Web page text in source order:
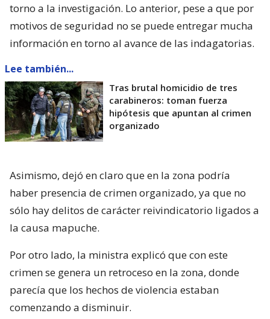
torno a la investigación. Lo anterior, pese a que por
motivos de seguridad no se puede entregar mucha
información en torno al avance de las indagatorias.
Lee también...
Tras brutal homicidio de tres
carabineros: toman fuerza
hipótesis que apuntan al crimen
organizado
Asimismo, dejó en claro que en la zona podría
haber presencia de crimen organizado, ya que no
sólo hay delitos de carácter reivindicatorio ligados a
la causa mapuche.
Por otro lado, la ministra explicó que con este
crimen se genera un retroceso en la zona, donde
parecía que los hechos de violencia estaban
comenzando a disminuir.